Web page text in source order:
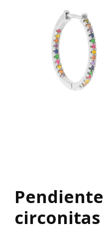
circonitas